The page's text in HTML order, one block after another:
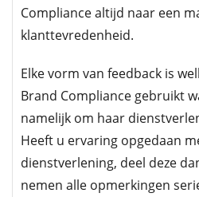
Compliance altijd naar een
klanttevredenheid.
Elke vorm van feedback is
Brand Compliance gebruikt
namelijk om haar
Heeft u ervaring opgedaan
dienstverlening, deel deze
nemen alle opmerkingen